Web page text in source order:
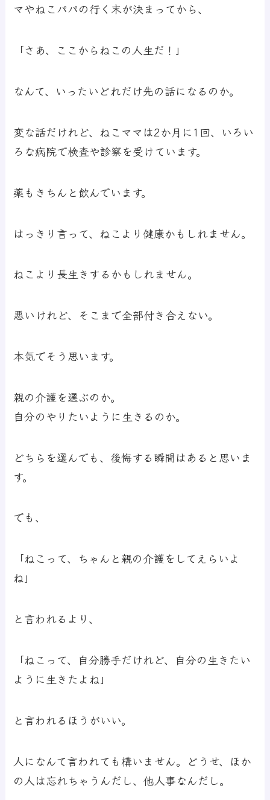
マやねこパパの行く末が決まってから、
「さあ、ここからねこの人生だ！」
なんて、いったいどれだけ先の話になるのか。
変な話だけれど、ねこママは2か月に1回、いろい
ろな病院で検査や診察を受けています。
薬もきちんと飲んでいます。
はっきり言って、ねこより健康かもしれません。
ねこより長生きするかもしれません。
悪いけれど、そこまで全部付き合えない。
本気でそう思います。
親の介護を選ぶのか。
自分のやりたいように生きるのか。
どちらを選んでも、後悔する瞬間はあると思いま
す。
でも、
「ねこって、ちゃんと親の介護をしてえらいよ
ね」
と言われるより、
「ねこって、自分勝手だけれど、自分の生きたい
ように生きたよね」
と言われるほうがいい。
人になんて言われても構いません。どうせ、ほか
の人は忘れちゃうんだし、他人事なんだし。